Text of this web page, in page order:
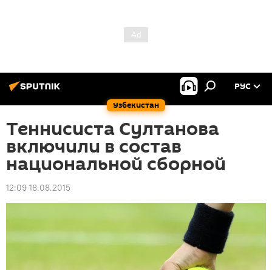
Узбекистан
РУС
Теннисиста Султанова
включили в состав
национальной сборной
12:09 18.08.2015